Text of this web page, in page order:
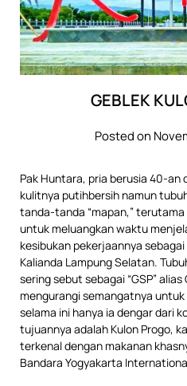
GEBLEK
Posted on
Pak Huntara, pria berusia 40-an
kulitnya putihbersih namun
tanda-tanda “mapan,”
untuk meluangkan waktu
kesibukan pekerjaannya
Kalianda Lampung Selatan.
sering sebut sebagai “GSP”
mengurangi semangatnya
selama ini hanya ia dengar dari
tujuannya adalah Kulon Progo,
terkenal dengan makanan
Bandara Yogyakarta